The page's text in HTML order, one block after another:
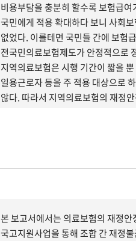
비용부담을 충분히 할수록 보험급
국민에게 적용 확대하다 보니 사회
없었다. 이를테면 국민들 간에 보험
전국민의료보험제도가 안정적으로
지역의료보험은 시행 기간이 짧을
일용근로자 등을 주 적용 대상으로
않다. 따라서 지역의료보험의 재정안정에 관한 다각적인 분석이 필요하지만 본 연구에서는 가장 중요하다고
생각되는 세 가지 이슈, 즉 보험료
본 보고서에서는 의료보험의 재정
국고지원사업을 통해 조합 간 재정불균